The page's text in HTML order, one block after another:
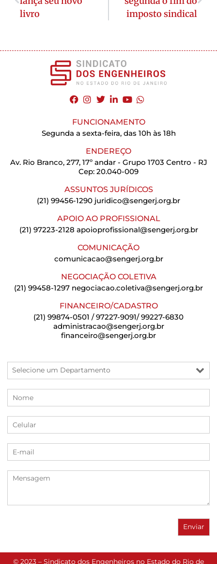
livro
imposto sindical
FUNCIONAMENTO
Segunda a sexta-feira, das 10h às 18h
ENDEREÇO
Av. Rio Branco, 277, 17º andar - Grupo 1703 Centro - RJ
Cep: 20.040-009
ASSUNTOS JURÍDICOS
(21) 99456-1290 juridico@sengerj.org.br
APOIO AO PROFISSIONAL
(21) 97223-2128 apoioprofissional@sengerj.org.br
COMUNICAÇÃO
comunicacao@sengerj.org.br
NEGOCIAÇÃO COLETIVA
(21) 99458-1297 negociacao.coletiva@sengerj.org.br
FINANCEIRO/CADASTRO
(21) 99874-0501 / 97227-9091/ 99227-6830
administracao@sengerj.org.br
financeiro@sengerj.org.br
© 2023 – Sindicato dos Engenheiros no Estado do Rio de